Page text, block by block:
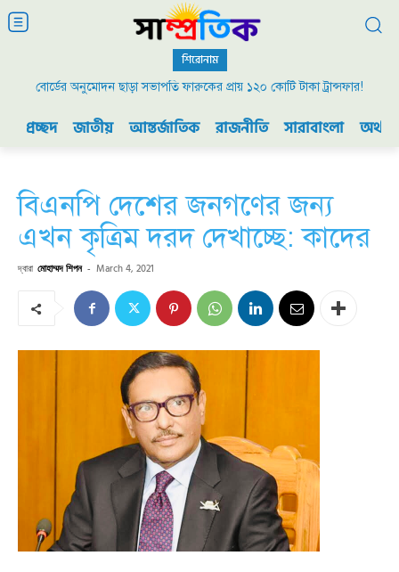
শিরোনাম
বোর্ডের অনুমোদন ছাড়া সভাপতি ফারুকের প্রায় ১২০ কোটি টাকা ট্রান্সফার!
প্রচ্ছদ জাতীয় আন্তর্জাতিক রাজনীতি সারাবাংলা
বিএনপি দেশের জনগণের জন্য
এখন কৃত্রিম দরদ দেখাচ্ছে: কাদের
দ্বারা মোহাম্মদ শিপন - March 4, 2021